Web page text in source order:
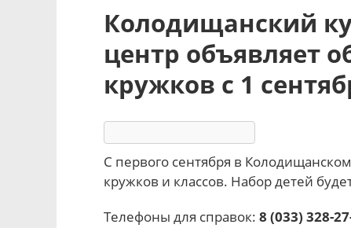
Колодищанский
центр объявляет
кружков с 1
С первого сентября в
кружков и классов. Набор детей
Телефоны для справок: 8 (033) 328-